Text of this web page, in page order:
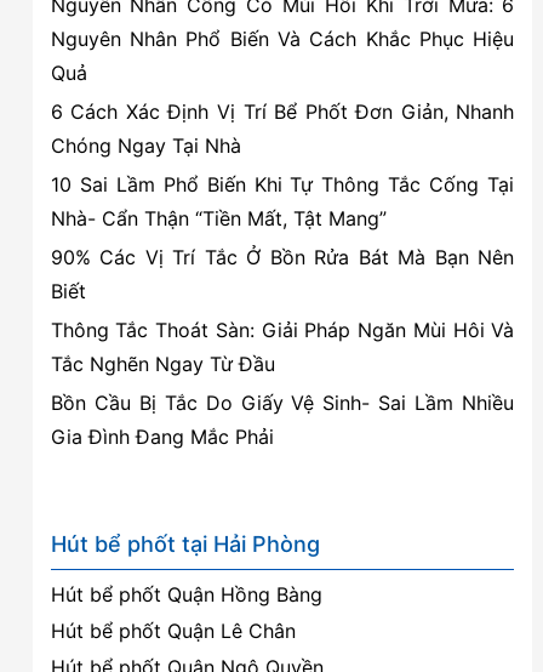
Nguyên Nhân Phổ Biến Và Cách Khắc Phục Hiệu
Quả
6 Cách Xác Định Vị Trí Bể Phốt Đơn Giản, Nhanh
Chóng Ngay Tại Nhà
10 Sai Lầm Phổ Biến Khi Tự Thông Tắc Cống Tại
Nhà- Cẩn Thận “Tiền Mất, Tật Mang”
90% Các Vị Trí Tắc Ở Bồn Rửa Bát Mà Bạn Nên
Biết
Thông Tắc Thoát Sàn: Giải Pháp Ngăn Mùi Hôi Và
Tắc Nghẽn Ngay Từ Đầu
Bồn Cầu Bị Tắc Do Giấy Vệ Sinh- Sai Lầm Nhiều
Gia Đình Đang Mắc Phải
Hút bể phốt tại Hải Phòng
Hút bể phốt Quận Hồng Bàng
Hút bể phốt Quận Lê Chân
Hút bể phốt Quận Ngô Quyền